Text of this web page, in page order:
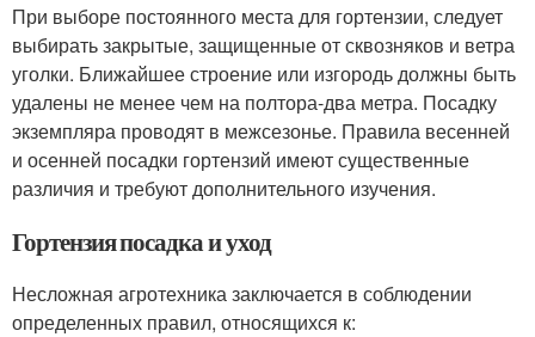
При выборе постоянного места для гортензии, следует
выбирать закрытые, защищенные от сквозняков и ветра
уголки. Ближайшее строение или изгородь должны быть
удалены не менее чем на полтора-два метра. Посадку
экземпляра проводят в межсезонье. Правила весенней
и осенней посадки гортензий имеют существенные
различия и требуют дополнительного изучения.
Гортензия посадка и уход
Несложная агротехника заключается в соблюдении
определенных правил, относящихся к: